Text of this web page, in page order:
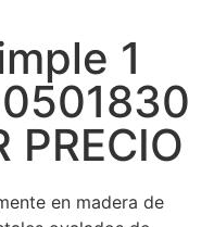
1
PRECIO
en madera de